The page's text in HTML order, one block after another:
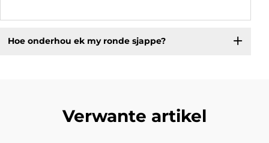
Hoe onderhou ek my ronde sjappe?
Verwante artikel